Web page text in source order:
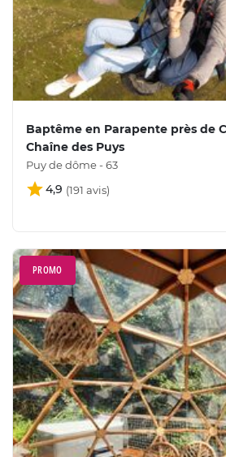
Baptême en Parapente près de
Chaîne des Puys
Puy de dôme - 63
4,9
PROMO